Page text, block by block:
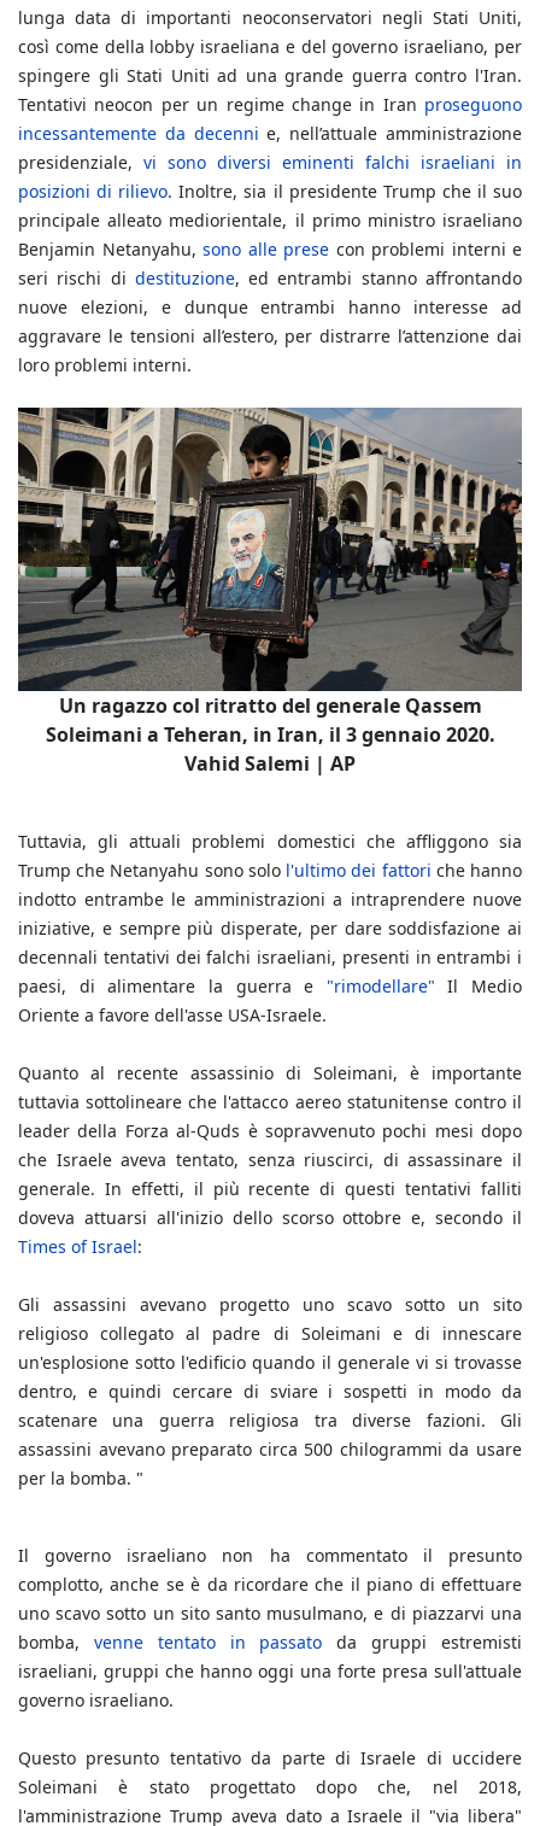
lunga data di importanti neoconservatori negli Stati Uniti,
così come della lobby israeliana e del governo israeliano, per
spingere gli Stati Uniti ad una grande guerra contro l'Iran.
Tentativi neocon per un regime change in Iran proseguono
incessantemente da decennie, nell’attuale amministrazione
presidenziale, vi sono diversi eminenti falchi israeliani in
posizioni di rilievo. Inoltre, sia il presidente Trump che il suo
principale alleato mediorientale, il primo ministro israeliano
Benjamin Netanyahu, sono alle prese con problemi interni e
seri rischi di destituzione, ed entrambi stanno affrontando
nuove elezioni, e dunque entrambi hanno interesse ad
aggravare le tensioni all’estero, per distrarre l’attenzione dai
loro problemi interni.
Un ragazzo col ritratto del generale Qassem
Soleimani a Teheran, in Iran, il 3 gennaio 2020.
Vahid Salemi | AP
Tuttavia, gli attuali problemi domestici che affliggono sia
Trump che Netanyahu sono solo l'ultimo dei fattori che hanno
indotto entrambe le amministrazioni a intraprendere nuove
iniziative, e sempre più disperate, per dare soddisfazione ai
decennali tentativi dei falchi israeliani, presenti in entrambi i
paesi, di alimentare la guerra e "rimodellare" Il Medio
Oriente a favore dell'asse USA-Israele.
Quanto al recente assassinio di Soleimani, è importante
tuttavia sottolineare che l'attacco aereo statunitense contro il
leader della Forza al-Quds è sopravvenuto pochi mesi dopo
che Israele aveva tentato, senza riuscirci, di assassinare il
generale. In effetti, il più recente di questi tentativi falliti
doveva attuarsi all'inizio dello scorso ottobre e, secondo il
Times of Israel:
Gli assassini avevano progetto uno scavo sotto un sito
religioso collegato al padre di Soleimani e di innescare
un'esplosione sotto l'edificio quando il generale vi si trovasse
dentro, e quindi cercare di sviare i sospetti in modo da
scatenare una guerra religiosa tra diverse fazioni. Gli
assassini avevano preparato circa 500 chilogrammi da usare
per la bomba. "
Il governo israeliano non ha commentato il presunto
complotto, anche se è da ricordare che il piano di effettuare
uno scavo sotto un sito santo musulmano, e di piazzarvi una
bomba, venne tentato in passato da gruppi estremisti
israeliani, gruppi che hanno oggi una forte presa sull'attuale
governo israeliano.
Questo presunto tentativo da parte di Israele di uccidere
Soleimani è stato progettato dopo che, nel 2018,
l'amministrazione Trump aveva dato a Israele il "via libera"